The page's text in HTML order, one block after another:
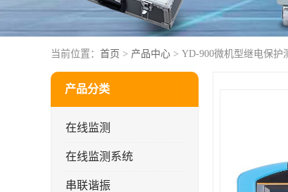
当前位置： 首页 > 产品中心 > YD-900微机型继电保护
产品分类
在线监测
在线监测系统
串联谐振